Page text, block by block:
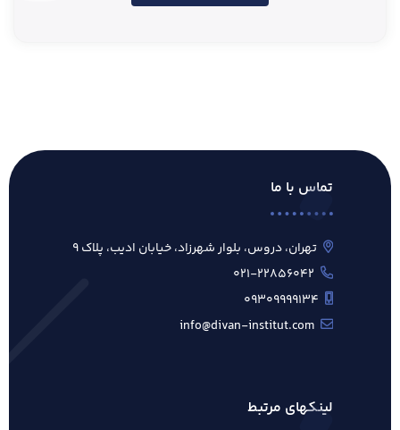
تماس با ما
تهران، دروس، بلوار شهرزاد، خیابان ادیب، پلاک ۹
لینکهای مرتبط